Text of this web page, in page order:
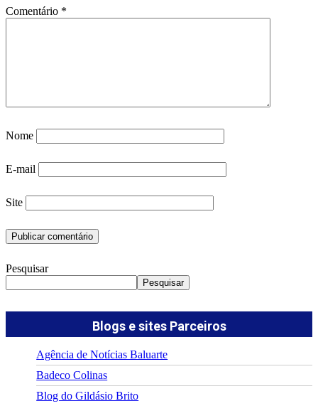
Comentário *
Nome
E-mail
Site
Pesquisar
Pesquisar
Blogs e sites Parceiros
Agência de Notícias Baluarte
Badeco Colinas
Blog do Gildásio Brito